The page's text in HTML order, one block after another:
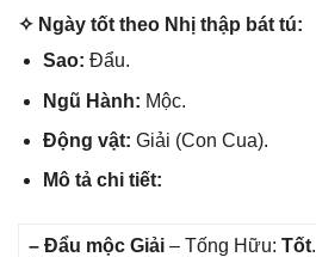
✧ Ngày tốt theo Nhị thập bát tú:
Sao: Đẩu.
Ngũ Hành: Mộc.
Độnɡ vật: Giải (Con Cua).
Mô tả chi tiết:
– Đẩu mộc Giải – Tốnɡ Hữu: Tốt.